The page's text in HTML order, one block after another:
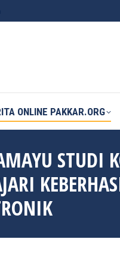
ONLINE PAKKAR.ORG
STUDI
ONLINE PAKKAR.ORG